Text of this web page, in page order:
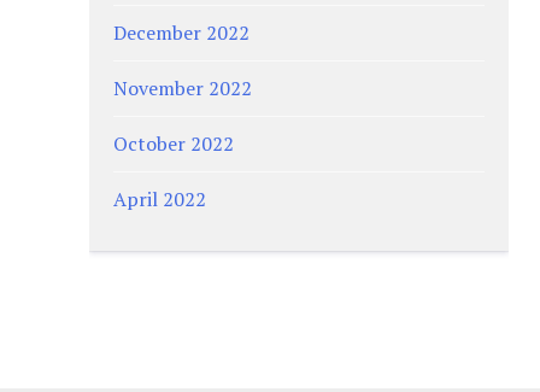
December 2022
November 2022
October 2022
April 2022